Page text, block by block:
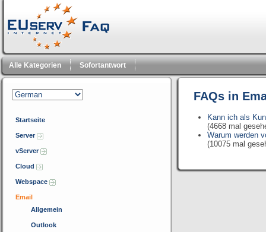
Alle Kategorien Sofortantwort
Startseite
Server
vServer
Cloud
Webspace
Email
Allgemein
Outlook
FAQs in
Kann ich als
(4668 mal
Warum werden
(10075 mal